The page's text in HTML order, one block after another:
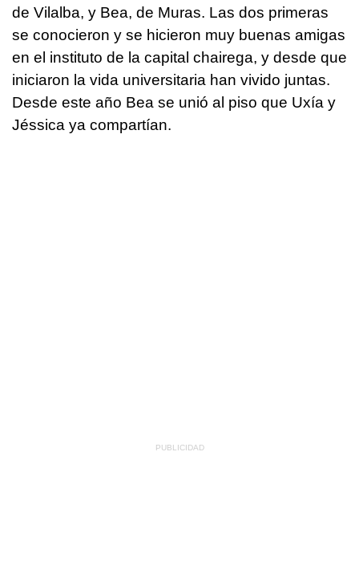
de Vilalba, y Bea, de Muras. Las dos primeras
se conocieron y se hicieron muy buenas amigas
en el instituto de la capital chairega, y desde que
iniciaron la vida universitaria han vivido juntas.
Desde este año Bea se unió al piso que Uxía y
Jéssica ya compartían.